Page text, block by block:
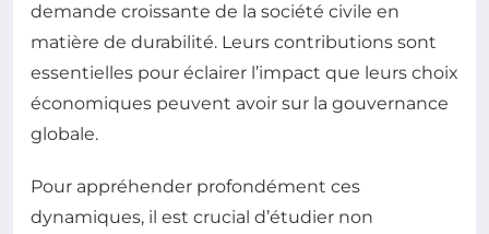
demande croissante de la société civile en
matière de durabilité. Leurs contributions sont
essentielles pour éclairer l’impact que leurs choix
économiques peuvent avoir sur la gouvernance
globale.
Pour appréhender profondément ces
dynamiques, il est crucial d’étudier non